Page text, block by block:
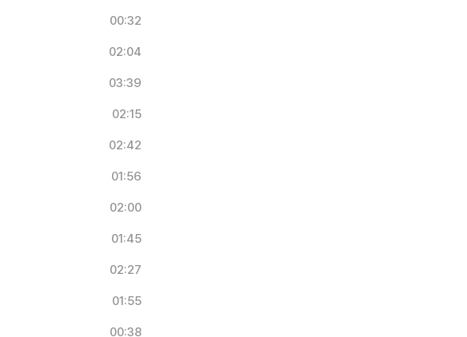
00:32
02:04
03:39
02:15
02:42
01:56
02:00
01:45
02:27
01:55
00:38